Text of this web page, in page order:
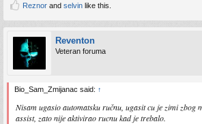
Reznor and selvin like this.
Reventon
Veteran foruma
Bio_Sam_Zmijanac said: ↑
Nisam ugasio automatsku ručnu, ugasit cu je zimi zbog
assist, zato nije aktivirao rucnu kad je trebalo.